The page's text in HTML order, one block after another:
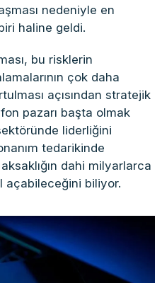
nedeniyle en
haline geldi.
bu risklerin
çok daha
açısından stratejik
pazarı başta olmak
liderliğini
tedarikinde
dahi milyarlarca
açabileceğini biliyor.